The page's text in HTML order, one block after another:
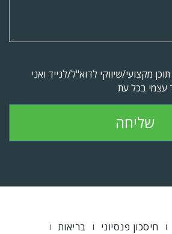
מקצועי/שיווקי לדוא"ל/לנייד ואני
עצמי בכל עת
שליחה
חיסכון פנסיוני
בריאות